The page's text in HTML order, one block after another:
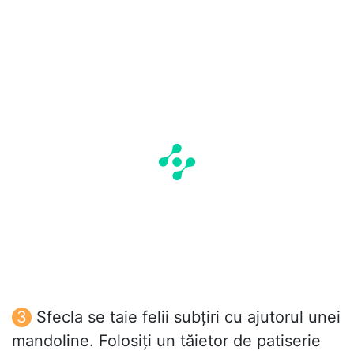
Sfecla se taie felii subțiri cu ajutorul unei
mandoline. Folosiți un tăietor de patiserie